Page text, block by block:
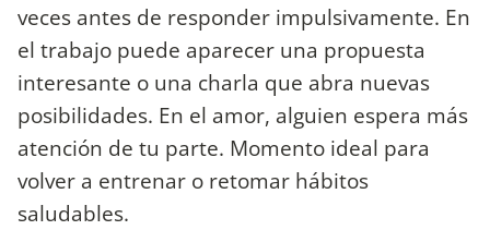
veces antes de responder impulsivamente. En
el trabajo puede aparecer una propuesta
interesante o una charla que abra nuevas
posibilidades. En el amor, alguien espera más
atención de tu parte. Momento ideal para
volver a entrenar o retomar hábitos
saludables.